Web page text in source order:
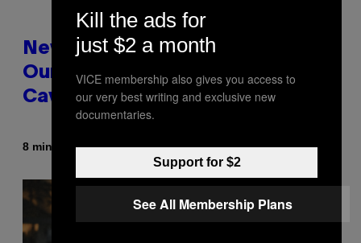
New Study Reveals We Still Pick
Our Friends the Same Way
Cavemen Did
8 minutes agoByLuis Prada
Kill the ads for
just $2 a month
VICE membership also gives you access to
our very best writing and exclusive new
documentaries.
Support for $2
See All Membership Plans